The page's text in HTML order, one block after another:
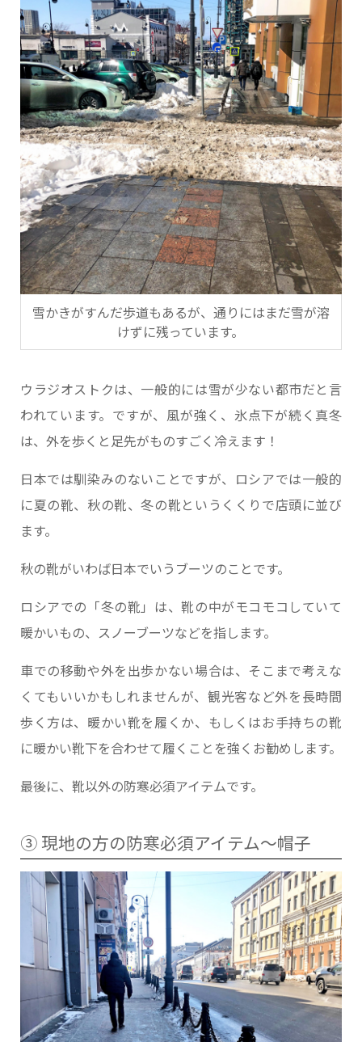
雪かきがすんだ歩道もあるが、通りにはまだ雪が溶
けずに残っています。
ウラジオストクは、一般的には雪が少ない都市だと言
われています。ですが、風が強く、氷点下が続く真冬
は、外を歩くと足先がものすごく冷えます！
日本では馴染みのないことですが、ロシアでは一般的
に夏の靴、秋の靴、冬の靴というくくりで店頭に並び
ます。
秋の靴がいわば日本でいうブーツのことです。
ロシアでの「冬の靴」は、靴の中がモコモコしていて
暖かいもの、スノーブーツなどを指します。
車での移動や外を出歩かない場合は、そこまで考えな
くてもいいかもしれませんが、観光客など外を長時間
歩く方は、暖かい靴を履くか、もしくはお手持ちの靴
に暖かい靴下を合わせて履くことを強くお勧めします。
最後に、靴以外の防寒必須アイテムです。
③ 現地の方の防寒必須アイテム～帽子